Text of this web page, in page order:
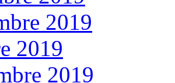
2019
2019
2019